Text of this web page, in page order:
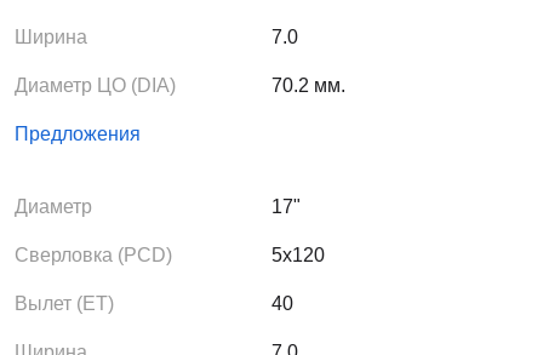
Ширина 7.0
Диаметр ЦО (DIA) 70.2 мм.
Предложения
Диаметр 17"
Сверловка (PCD) 5x120
Вылет (ЕТ) 40